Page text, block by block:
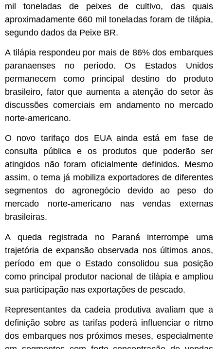
mil toneladas de peixes de cultivo, das quais
aproximadamente 660 mil toneladas foram de tilápia,
segundo dados da Peixe BR.
A tilápia respondeu por mais de 86% dos embarques
paranaenses no período. Os Estados Unidos
permanecem como principal destino do produto
brasileiro, fator que aumenta a atenção do setor às
discussões comerciais em andamento no mercado
norte-americano.
O novo tarifaço dos EUA ainda está em fase de
consulta pública e os produtos que poderão ser
atingidos não foram oficialmente definidos. Mesmo
assim, o tema já mobiliza exportadores de diferentes
segmentos do agronegócio devido ao peso do
mercado norte-americano nas vendas externas
brasileiras.
A queda registrada no Paraná interrompe uma
trajetória de expansão observada nos últimos anos,
período em que o Estado consolidou sua posição
como principal produtor nacional de tilápia e ampliou
sua participação nas exportações de pescado.
Representantes da cadeia produtiva avaliam que a
definição sobre as tarifas poderá influenciar o ritmo
dos embarques nos próximos meses, especialmente